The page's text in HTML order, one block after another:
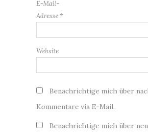
E-Mail-
Adresse *
Website
Benachrichtige mich über
Kommentare via E-Mail.
Benachrichtige mich über